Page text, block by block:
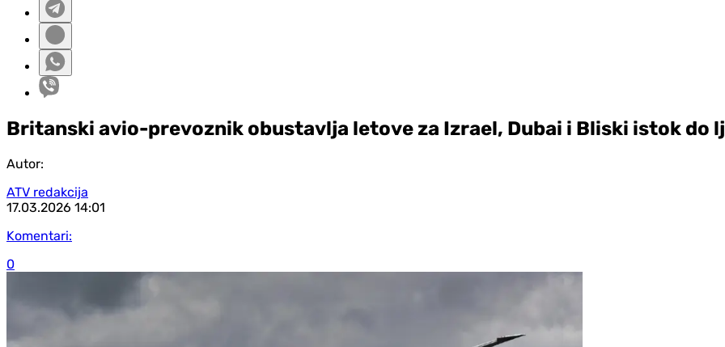
Britanski avio-prevoznik obustavlja letove za Izrael, Dubai i Bliski istok do
Autor:
ATV redakcija
17.03.2026 14:01
Komentari:
0